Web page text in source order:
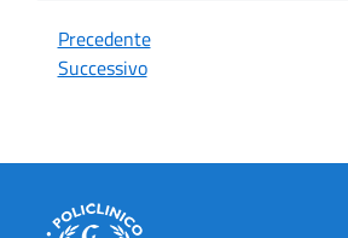
Precedente
Successivo